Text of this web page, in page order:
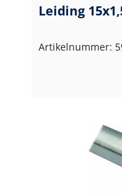
Leiding
Artikelnummer: